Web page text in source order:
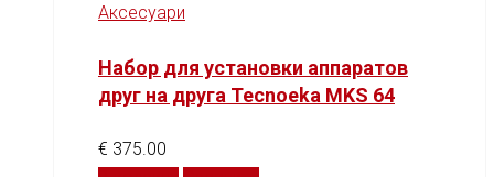
Аксесуари
Набор для установки аппаратов
друг на друга Tecnoeka MKS 64
€ 375.00